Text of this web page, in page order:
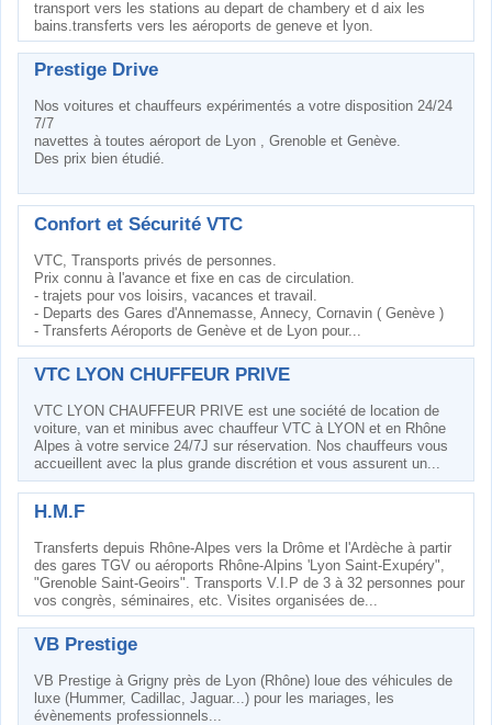
transport vers les stations au depart de chambery et d aix les
bains.transferts vers les aéroports de geneve et lyon.
Prestige Drive
Nos voitures et chauffeurs expérimentés a votre disposition 24/24
7/7
navettes à toutes aéroport de Lyon , Grenoble et Genève.
Des prix bien étudié.
Confort et Sécurité VTC
VTC, Transports privés de personnes.
Prix connu à l'avance et fixe en cas de circulation.
- trajets pour vos loisirs, vacances et travail.
- Departs des Gares d'Annemasse, Annecy, Cornavin ( Genève )
- Transferts Aéroports de Genève et de Lyon pour...
VTC LYON CHUFFEUR PRIVE
VTC LYON CHAUFFEUR PRIVE est une société de location de
voiture, van et minibus avec chauffeur VTC à LYON et en Rhône
Alpes à votre service 24/7J sur réservation. Nos chauffeurs vous
accueillent avec la plus grande discrétion et vous assurent un...
H.M.F
Transferts depuis Rhône-Alpes vers la Drôme et l'Ardèche à partir
des gares TGV ou aéroports Rhône-Alpins 'Lyon Saint-Exupéry",
"Grenoble Saint-Geoirs". Transports V.I.P de 3 à 32 personnes pour
vos congrès, séminaires, etc. Visites organisées de...
VB Prestige
VB Prestige à Grigny près de Lyon (Rhône) loue des véhicules de
luxe (Hummer, Cadillac, Jaguar...) pour les mariages, les
évènements professionnels...